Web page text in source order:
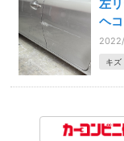
左
ヘコ
キズ